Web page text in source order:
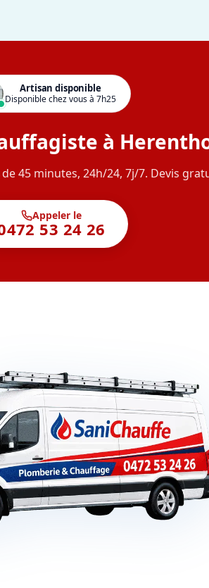
Artisan disponible
Disponible chez vous à 7h25
à
45 minutes, 24h/24, 7j/7. Devis
Appeler le
53 24 26